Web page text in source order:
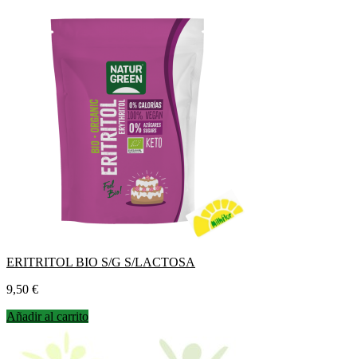
ERITRITOL BIO S/G S/LACTOSA
Precio
9,50 €
Añadir al carrito